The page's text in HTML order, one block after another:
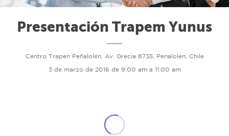
Presentación Trapem Yunus
Centro Trapen Peñalolén, Av. Grecia 8735, Penalolen, Chile
3 de marzo de 2016 de 9:00 am a 11:00 am